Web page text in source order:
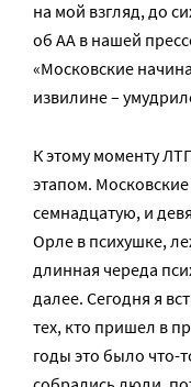
на мой взгляд, до
об АА в нашей
«Московские
извилине –
К этому моменту
этапом.
семнадцатую, и
Орле в психушке,
длинная череда
далее. Сегодня я
тех, кто пришел в
годы это было что-